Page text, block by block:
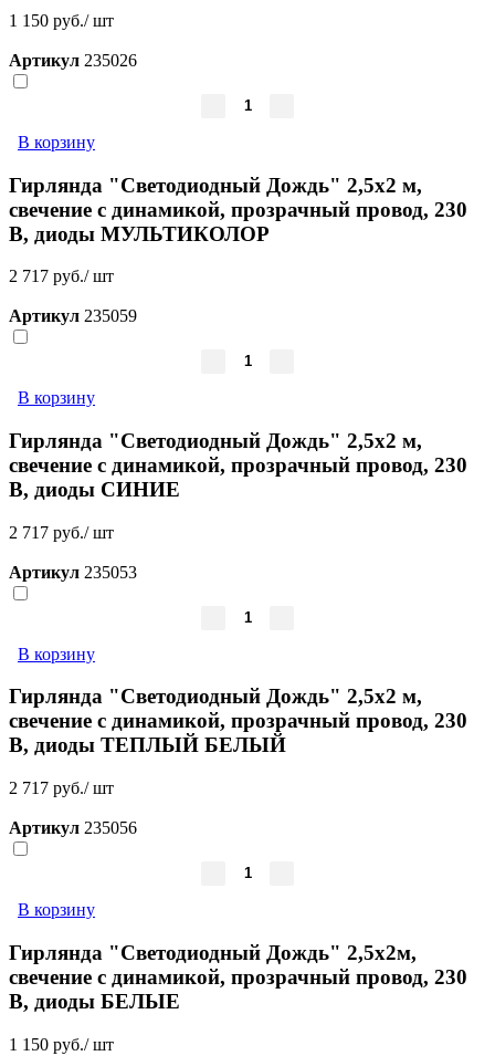
1 150 руб./ шт
Артикул 235026
В корзину
Гирлянда "Светодиодный Дождь" 2,5x2 м,
свечение с динамикой, прозрачный провод, 230
В, диоды МУЛЬТИКОЛОР
2 717 руб./ шт
Артикул 235059
В корзину
Гирлянда "Светодиодный Дождь" 2,5x2 м,
свечение с динамикой, прозрачный провод, 230
В, диоды СИНИЕ
2 717 руб./ шт
Артикул 235053
В корзину
Гирлянда "Светодиодный Дождь" 2,5x2 м,
свечение с динамикой, прозрачный провод, 230
В, диоды ТЕПЛЫЙ БЕЛЫЙ
2 717 руб./ шт
Артикул 235056
В корзину
Гирлянда "Светодиодный Дождь" 2,5x2м,
свечение с динамикой, прозрачный провод, 230
В, диоды БЕЛЫЕ
1 150 руб./ шт